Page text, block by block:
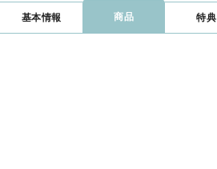
基本情報 商品 特典